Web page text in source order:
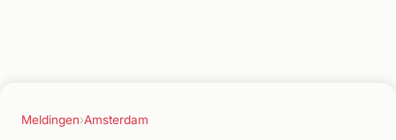
Meldingen›Amsterdam